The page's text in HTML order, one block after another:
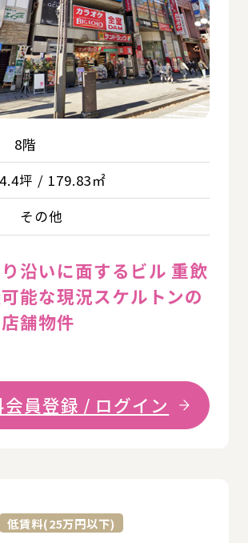
8階
坪 / 179.83㎡
その他
沿いに面するビル 重飲
能な現況スケルトンの
舗物件
会員登録 / ログイン
低賃料(25万円以下)